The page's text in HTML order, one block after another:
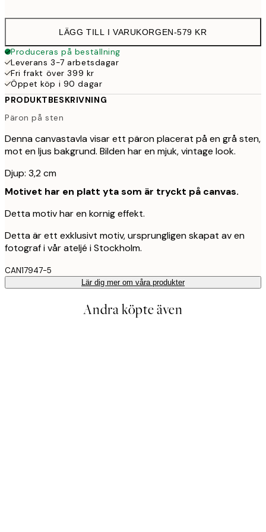
LÄGG TILL I VARUKORGEN-579 KR
Produceras på beställning
Leverans 3-7 arbetsdagar
Fri frakt över 399 kr
Öppet köp i 90 dagar
PRODUKTBESKRIVNING
Päron på sten
Denna canvastavla visar ett päron placerat på en grå sten,
mot en ljus bakgrund. Bilden har en mjuk, vintage look.
Djup: 3,2 cm
Motivet har en platt yta som är tryckt på canvas.
Detta motiv har en kornig effekt.
Detta är ett exklusivt motiv, ursprungligen skapat av en
fotograf i vår ateljé i Stockholm.
CAN17947-5
Lär dig mer om våra produkter
Andra köpte även